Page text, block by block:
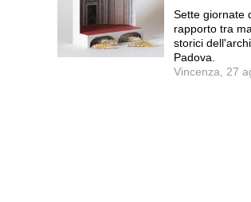
Sette giornate
rapporto tra
storici
Padova.
Vincenza, 27